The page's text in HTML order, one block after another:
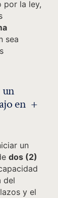
por la ley,
sea
en +
un
dos (2)
del
y el